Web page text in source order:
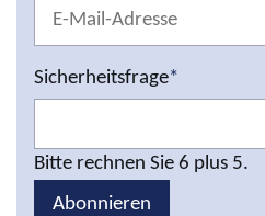
Sicherheitsfrage*
Bitte rechnen Sie 6 plus 5.
Abonnieren